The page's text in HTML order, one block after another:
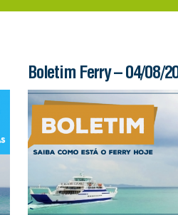
Boletim Ferry – 04/08/